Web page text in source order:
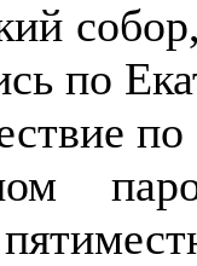
по